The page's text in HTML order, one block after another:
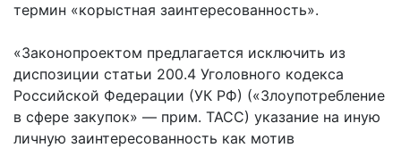
термин «корыстная заинтересованность».
«Законопроектом предлагается исключить из
диспозиции статьи 200.4 Уголовного кодекса
Российской Федерации (УК РФ) («Злоупотребление
в сфере закупок» — прим. ТАСС) указание на иную
личную заинтересованность как мотив